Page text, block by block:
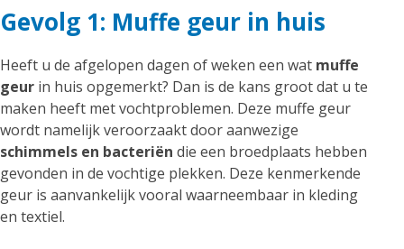
Gevolg 1: Muffe geur in huis
Heeft u de afgelopen dagen of weken een wat muffe
geur in huis opgemerkt? Dan is de kans groot dat u te
maken heeft met vochtproblemen. Deze muffe geur
wordt namelijk veroorzaakt door aanwezige
schimmels en bacteriën die een broedplaats hebben
gevonden in de vochtige plekken. Deze kenmerkende
geur is aanvankelijk vooral waarneembaar in kleding
en textiel.